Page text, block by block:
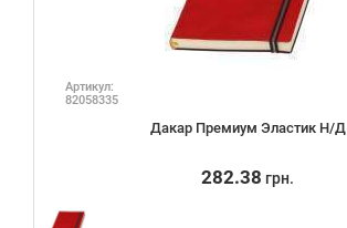
Артикул:
82058335
Дакар Премиум Эластик Н/Д
282.38 грн.